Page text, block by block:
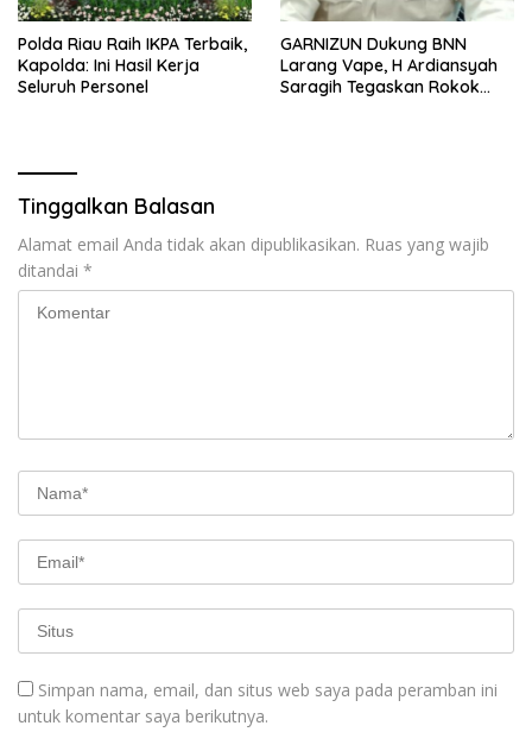
Polda Riau Raih IKPA Terbaik,
Kapolda: Ini Hasil Kerja
Seluruh Personel
GARNIZUN Dukung BNN
Larang Vape, H Ardiansyah
Saragih Tegaskan Rokok
Tinggalkan Balasan
Alamat email Anda tidak akan dipublikasikan. Ruas yang wajib
ditandai *
Simpan nama, email, dan situs web saya pada peramban ini
untuk komentar saya berikutnya.